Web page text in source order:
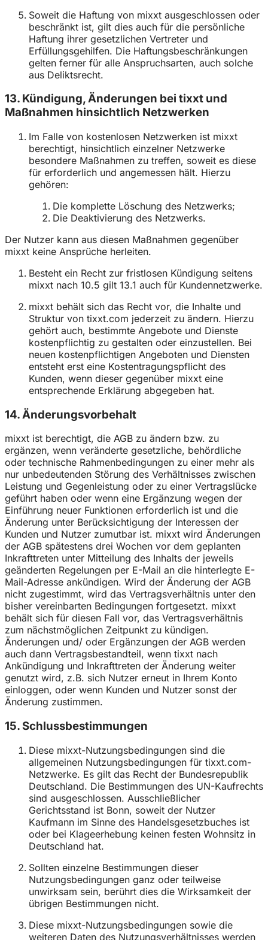
Soweit die Haftung von mixxt ausgeschlossen oder
beschränkt ist, gilt dies auch für die persönliche
Haftung ihrer gesetzlichen Vertreter und
Erfüllungsgehilfen. Die Haftungsbeschränkungen
gelten ferner für alle Anspruchsarten, auch solche
aus Deliktsrecht.
13. Kündigung, Änderungen bei tixxt und
Maßnahmen hinsichtlich Netzwerken
Im Falle von kostenlosen Netzwerken ist mixxt
berechtigt, hinsichtlich einzelner Netzwerke
besondere Maßnahmen zu treffen, soweit es diese
für erforderlich und angemessen hält. Hierzu
gehören:
Die komplette Löschung des Netzwerks;
Die Deaktivierung des Netzwerks.
Der Nutzer kann aus diesen Maßnahmen gegenüber
mixxt keine Ansprüche herleiten.
Besteht ein Recht zur fristlosen Kündigung seitens
mixxt nach 10.5 gilt 13.1 auch für Kundennetzwerke.
mixxt behält sich das Recht vor, die Inhalte und
Struktur von tixxt.com jederzeit zu ändern. Hierzu
gehört auch, bestimmte Angebote und Dienste
kostenpflichtig zu gestalten oder einzustellen. Bei
neuen kostenpflichtigen Angeboten und Diensten
entsteht erst eine Kostentragungspflicht des
Kunden, wenn dieser gegenüber mixxt eine
entsprechende Erklärung abgegeben hat.
14. Änderungsvorbehalt
mixxt ist berechtigt, die AGB zu ändern bzw. zu
ergänzen, wenn veränderte gesetzliche, behördliche
oder technische Rahmenbedingungen zu einer mehr als
nur unbedeutenden Störung des Verhältnisses zwischen
Leistung und Gegenleistung oder zu einer Vertragslücke
geführt haben oder wenn eine Ergänzung wegen der
Einführung neuer Funktionen erforderlich ist und die
Änderung unter Berücksichtigung der Interessen der
Kunden und Nutzer zumutbar ist. mixxt wird Änderungen
der AGB spätestens drei Wochen vor dem geplanten
Inkrafttreten unter Mitteilung des Inhalts der jeweils
geänderten Regelungen per E-Mail an die hinterlegte E-
Mail-Adresse ankündigen. Wird der Änderung der AGB
nicht zugestimmt, wird das Vertragsverhältnis unter den
bisher vereinbarten Bedingungen fortgesetzt. mixxt
behält sich für diesen Fall vor, das Vertragsverhältnis
zum nächstmöglichen Zeitpunkt zu kündigen.
Änderungen und/ oder Ergänzungen der AGB werden
auch dann Vertragsbestandteil, wenn tixxt nach
Ankündigung und Inkrafttreten der Änderung weiter
genutzt wird, z.B. sich Nutzer erneut in Ihrem Konto
einloggen, oder wenn Kunden und Nutzer sonst der
Änderung zustimmen.
15. Schlussbestimmungen
Diese mixxt-Nutzungsbedingungen sind die
allgemeinen Nutzungsbedingungen für tixxt.com-
Netzwerke. Es gilt das Recht der Bundesrepublik
Deutschland. Die Bestimmungen des UN-Kaufrechts
sind ausgeschlossen. Ausschließlicher
Gerichtsstand ist Bonn, soweit der Nutzer
Kaufmann im Sinne des Handelsgesetzbuches ist
oder bei Klageerhebung keinen festen Wohnsitz in
Deutschland hat.
Sollten einzelne Bestimmungen dieser
Nutzungsbedingungen ganz oder teilweise
unwirksam sein, berührt dies die Wirksamkeit der
übrigen Bestimmungen nicht.
Diese mixxt-Nutzungsbedingungen sowie die
weiteren Daten des Nutzungsverhältnisses werden